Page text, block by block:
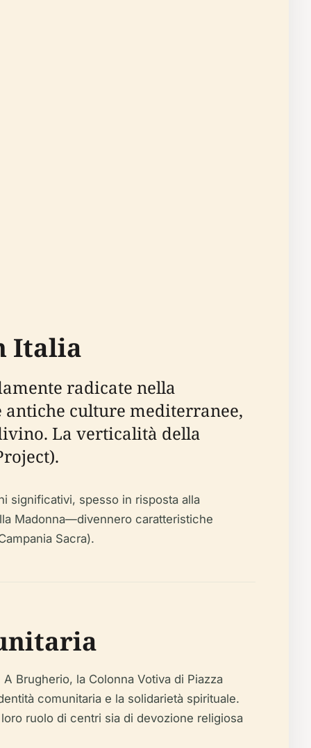
Italia
radicate nella
culture mediterranee,
La verticalità della
significativi, spesso in risposta alla
Madonna—divennero caratteristiche
Sacra).
Brugherio, la Colonna Votiva di Piazza
comunitaria e la solidarietà spirituale.
ruolo di centri sia di devozione religiosa